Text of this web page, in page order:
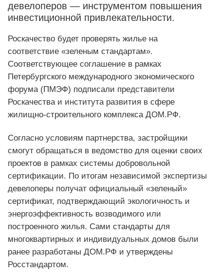
девелоперов — инструментом повышения
инвестиционной привлекательности.
Роскачество будет проверять жилье на
соответствие «зеленым стандартам».
Соответствующее соглашение в рамках
Петербургского международного экономического
форума (ПМЭФ) подписали представители
Роскачества и института развития в сфере
жилищно-строительного комплекса ДОМ.РФ.
Согласно условиям партнерства, застройщики
смогут обращаться в ведомство для оценки своих
проектов в рамках системы добровольной
сертификации. По итогам независимой экспертизы
девелоперы получат официальный «зеленый»
сертификат, подтверждающий экологичность и
энергоэффективность возводимого или
построенного жилья. Сами стандарты для
многоквартирных и индивидуальных домов были
ранее разработаны ДОМ.РФ и утверждены
Росстандартом.